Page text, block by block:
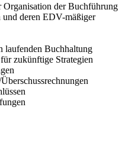
der Buchführung
deren EDV-mäßiger
laufenden Buchhaltung
zukünftige Strategien